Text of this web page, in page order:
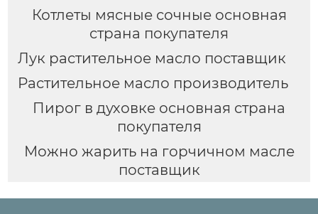
Котлеты мясные сочные основная
страна покупателя
Лук растительное масло поставщик
Растительное масло производитель
Пирог в духовке основная страна
покупателя
Можно жарить на горчичном масле
поставщик